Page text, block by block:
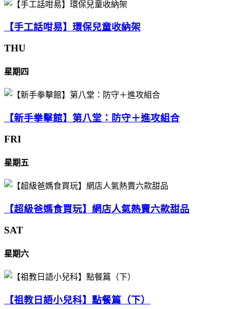
【手工話咁易】環保兒童收納架
THU
星期四
【新手拳擊館】第八堂：防守＋進攻組合
FRI
星期五
【超級爸媽食買玩】網店人氣熱賣六款甜品
SAT
星期六
【祖教日語小兒科】點餐篇（下）